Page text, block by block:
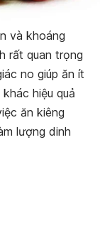
và khoáng
rất quan trọng
no giúp ăn ít
hiệu quả
ăn kiêng
lượng dinh